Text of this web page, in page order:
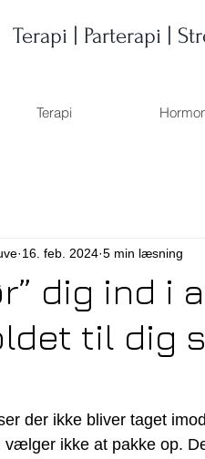
Terapi | Parterapi |
Terapi
dig ind i
til dig
16. feb. 2024 5 min læsning
der ikke bliver taget
vælger ikke at pakke op.